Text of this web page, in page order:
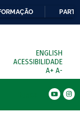
ENGLISH
ACESSIBILIDADE
A+ A-